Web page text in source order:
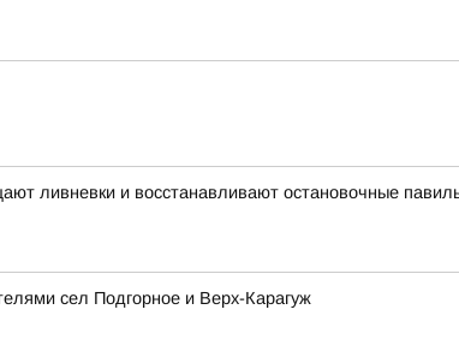
ливневки и восстанавливают остановочные
сел Подгорное и Верх-Карагуж